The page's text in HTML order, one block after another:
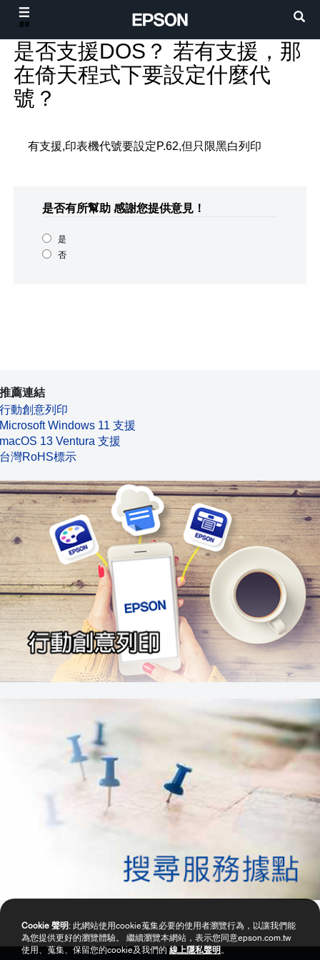
是否支援DOS？ 若有支援，那
在倚天程式下要設定什麼代
號？
有支援,印表機代號要設定P.62,但只限黑白列印
是否有所幫助 感謝您提供意見！
是
否
推薦連結
行動創意列印
Microsoft Windows 11 支援
macOS 13 Ventura 支援
台灣RoHS標示
Cookie 聲明 : 此網站使用cookie蒐集必要的使用者瀏覽行為，以讓我們能
為您提供更好的瀏覽體驗。 繼續瀏覽本網站，表示您同意epson.com.tw
使用、蒐集、保留您的cookie及我們的 線上隱私聲明 。